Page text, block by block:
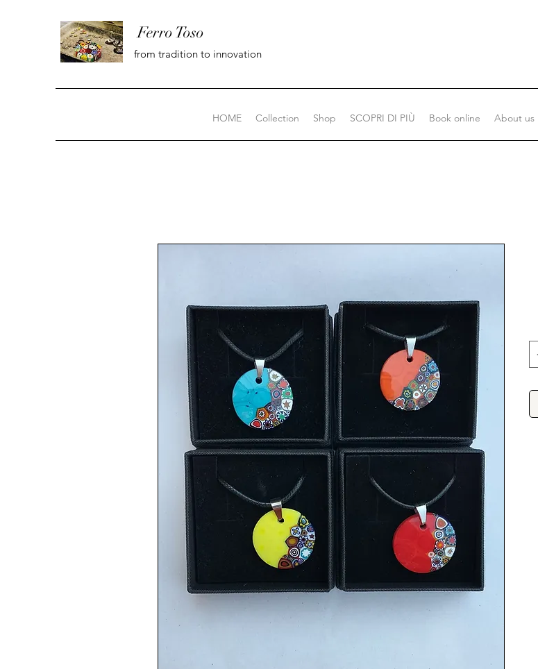
Ferro Toso
from tradition to innovation
HOME Collection Shop SCOPRI DI PIÙ Book online About us